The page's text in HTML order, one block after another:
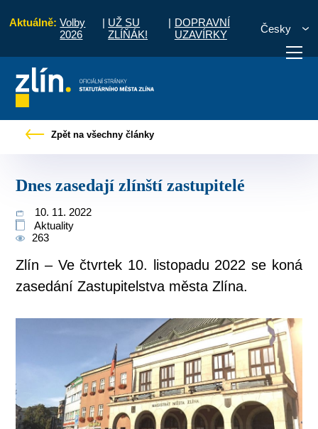
Aktuálně: Volby
2026
| UŽ SU
ZLÍŇÁK!
| DOPRAVNÍ
UZAVÍRKY
Česky
vyřídit Potřebuji zaplatit
Zpět na všechny články
Dnes zasedají zlínští zastupitelé
10. 11. 2022
Aktuality
263
Zlín – Ve čtvrtek 10. listopadu 2022 se koná
zasedání Zastupitelstva města Zlína.